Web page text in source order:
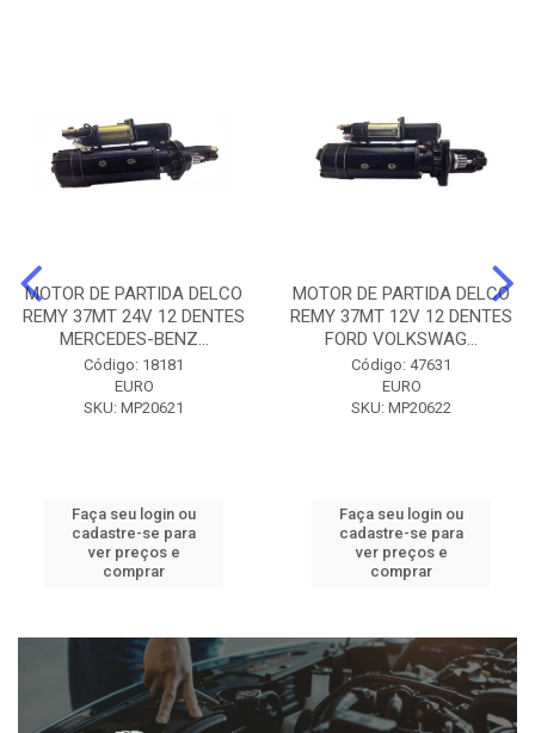
MOTOR DE PARTIDA DELCO
REMY 37MT 24V 12 DENTES
MERCEDES-BENZ...
Código: 18181
EURO
SKU: MP20621
Faça seu login ou
cadastre-se para
ver preços e
comprar
MOTOR DE PARTIDA DELCO
REMY 37MT 12V 12 DENTES
FORD VOLKSWAG...
Código: 47631
EURO
SKU: MP20622
Faça seu login ou
cadastre-se para
ver preços e
comprar